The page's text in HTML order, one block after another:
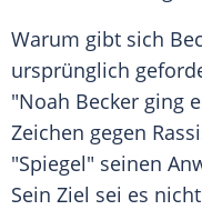
Warum gibt sich
ursprünglich
"Noah Becker ging
Zeichen gegen
"Spiegel" seinen
Sein Ziel sei es